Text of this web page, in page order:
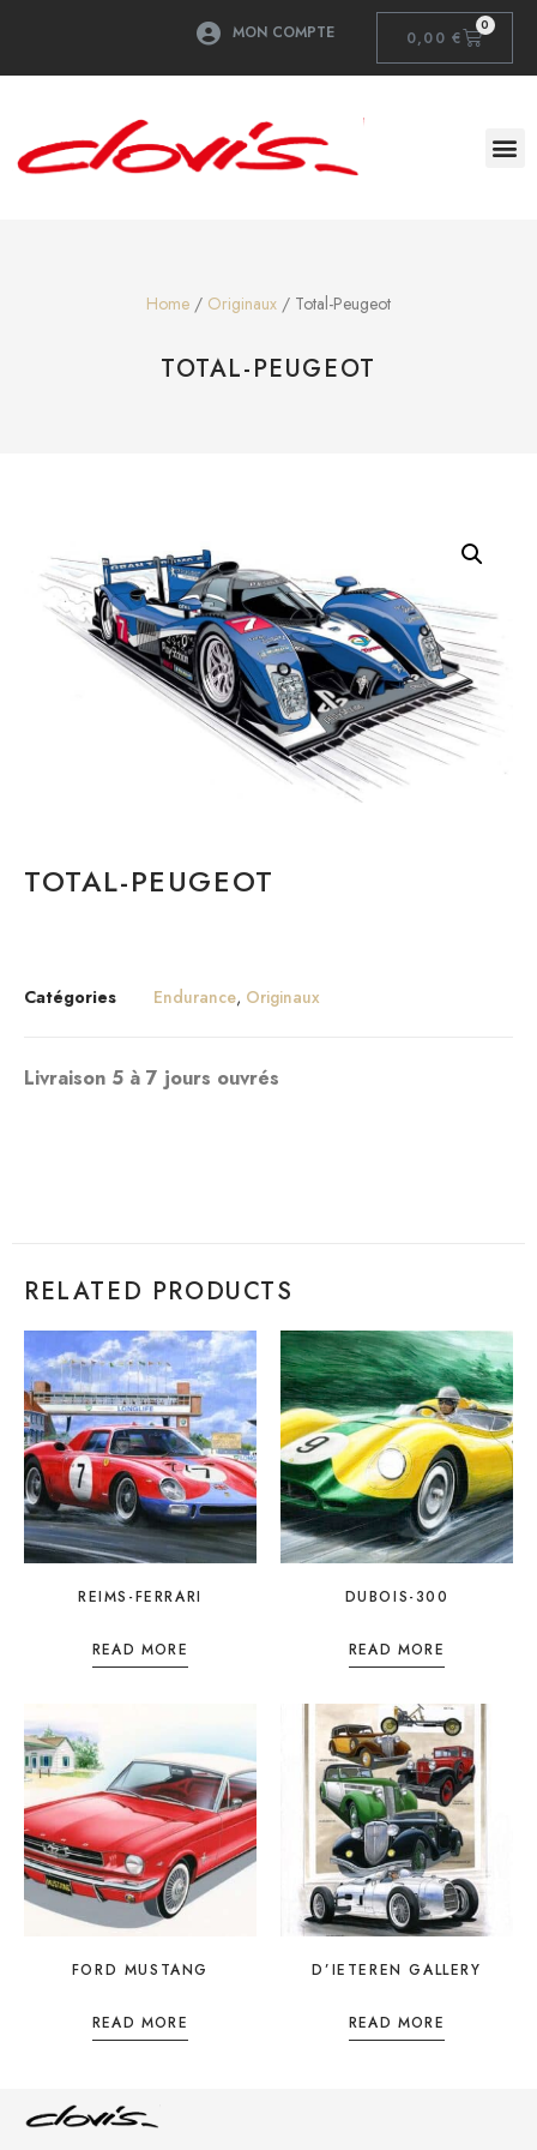
MON COMPTE 0,00€
0
Home / Originaux / Total-Peugeot
TOTAL-PEUGEOT
TOTAL-PEUGEOT
Catégories Endurance, Originaux
Livraison 5 à 7 jours ouvrés
RELATED PRODUCTS
REIMS-FERRARI
READ MORE
DUBOIS-300
READ MORE
FORD MUSTANG
READ MORE
D’IETEREN GALLERY
READ MORE